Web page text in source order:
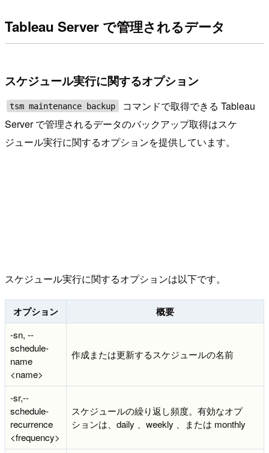
Tableau Server で管理されるデータ
スケジュール実行に関するオプション
tsm maintenance backup
コマンドで取得できる Tableau
Server で管理されるデータのバックアップ取得はスケ
ジュール実行に関するオプションを提供しています。
スケジュール実行に関するオプションは以下です。
オプション 概要
-sn, --
schedule-
name
<name>
作成または更新するスケジュールの名前
-sr,--
schedule-
recurrence
<frequency>
スケジュールの繰り返し頻度。有効なオプ
ションは、daily 、weekly 、または monthly